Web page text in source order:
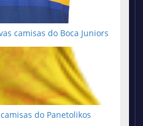
camisas do Boca Juniors
do Panetolikos